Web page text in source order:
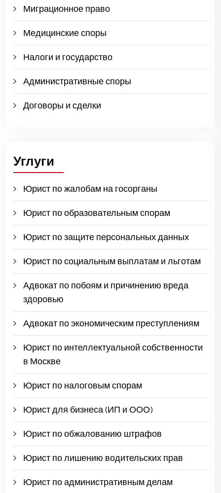
Миграционное право
Медицинские споры
Налоги и государство
Административные споры
Договоры и сделки
Углуги
Юрист по жалобам на госорганы
Юрист по образовательным спорам
Юрист по защите персональных данных
Юрист по социальным выплатам и льготам
Адвокат по побоям и причинению вреда
здоровью
Адвокат по экономическим преступлениям
Юрист по интеллектуальной собственности
в Москве
Юрист по налоговым спорам
Юрист для бизнеса (ИП и ООО)
Юрист по обжалованию штрафов
Юрист по лишению водительских прав
Юрист по административным делам